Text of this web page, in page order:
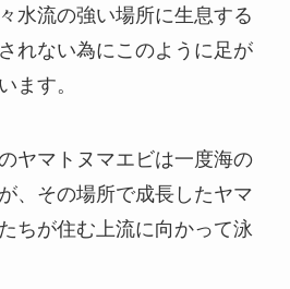
水流の強い場所に生息する
れない為にこのように足が
ます。
ヤマトヌマエビは一度海の
、その場所で成長したヤマ
ちが住む上流に向かって泳